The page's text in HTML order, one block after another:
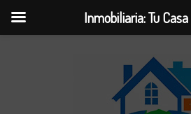
Inmobiliaria: Tu